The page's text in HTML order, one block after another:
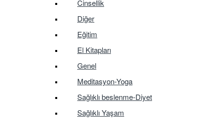
Cinsellik
Diğer
Eğitim
El Kitapları
Genel
Meditasyon-Yoga
Sağlıklı beslenme-Diyet
Sağlıklı Yaşam